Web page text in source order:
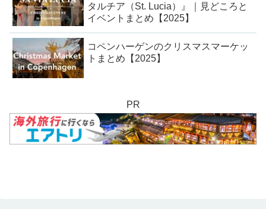
タルチア（St. Lucia）』｜見どころと
イベントまとめ【2025】
コペンハーゲンのクリスマスマーケッ
トまとめ【2025】
PR